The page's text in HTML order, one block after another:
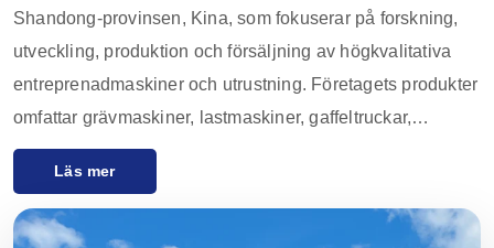
Shandong-provinsen, Kina, som fokuserar på forskning,
utveckling, produktion och försäljning av högkvalitativa
entreprenadmaskiner och utrustning. Företagets produkter
omfattar grävmaskiner, lastmaskiner, gaffeltruckar,
kompaktlastare och deras tillbehör, som används i stor
anläggningsindustrin, gruvindustrin och andra industrier.
Läs mer